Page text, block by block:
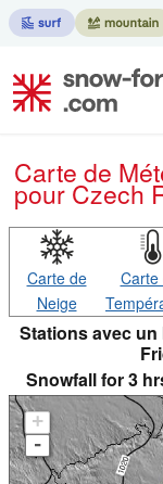
Carte de
pour Czech
Carte de
Neige
Carte
Stations avec
Snowfall for 3
+
-